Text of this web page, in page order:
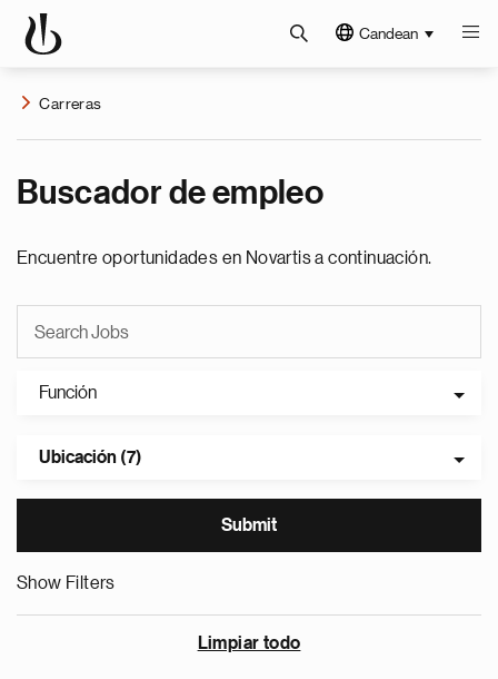
Candean
Carreras
Buscador de empleo
Encuentre oportunidades en Novartis a continuación.
Función
Ubicación (7)
Show Filters
Limpiar todo